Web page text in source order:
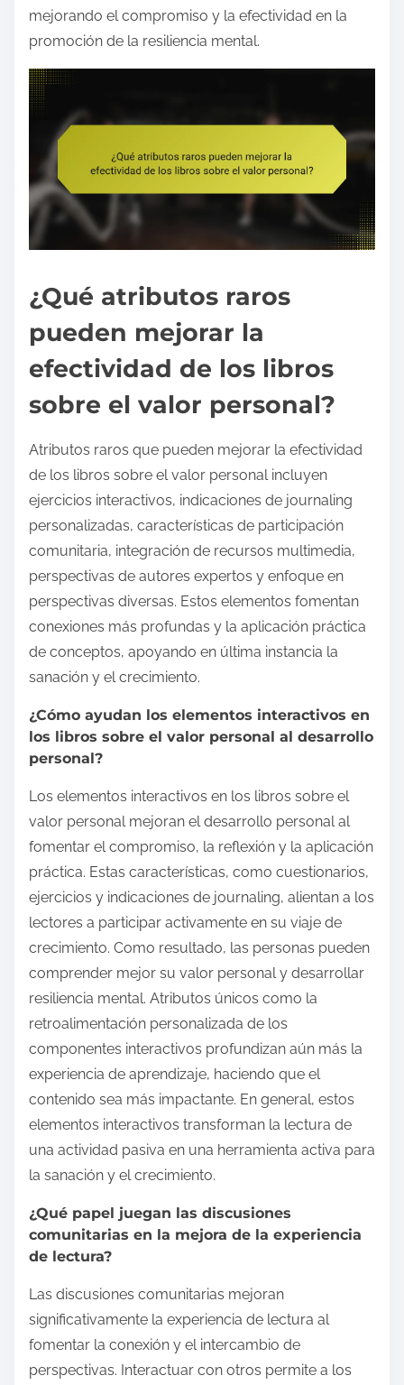
mejorando el compromiso y la efectividad en la
promoción de la resiliencia mental.
¿Qué atributos raros
pueden mejorar la
efectividad de los libros
sobre el valor personal?
Atributos raros que pueden mejorar la efectividad
de los libros sobre el valor personal incluyen
ejercicios interactivos, indicaciones de journaling
personalizadas, características de participación
comunitaria, integración de recursos multimedia,
perspectivas de autores expertos y enfoque en
perspectivas diversas. Estos elementos fomentan
conexiones más profundas y la aplicación práctica
de conceptos, apoyando en última instancia la
sanación y el crecimiento.
¿Cómo ayudan los elementos interactivos en
los libros sobre el valor personal al desarrollo
personal?
Los elementos interactivos en los libros sobre el
valor personal mejoran el desarrollo personal al
fomentar el compromiso, la reflexión y la aplicación
práctica. Estas características, como cuestionarios,
ejercicios y indicaciones de journaling, alientan a los
lectores a participar activamente en su viaje de
crecimiento. Como resultado, las personas pueden
comprender mejor su valor personal y desarrollar
resiliencia mental. Atributos únicos como la
retroalimentación personalizada de los
componentes interactivos profundizan aún más la
experiencia de aprendizaje, haciendo que el
contenido sea más impactante. En general, estos
elementos interactivos transforman la lectura de
una actividad pasiva en una herramienta activa para
la sanación y el crecimiento.
¿Qué papel juegan las discusiones
comunitarias en la mejora de la experiencia
de lectura?
Las discusiones comunitarias mejoran
significativamente la experiencia de lectura al
fomentar la conexión y el intercambio de
perspectivas. Interactuar con otros permite a los